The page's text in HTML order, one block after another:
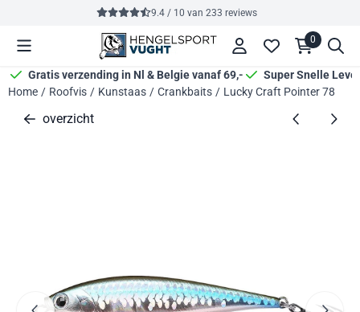
Cookievoorkeuren zijn momenteel gesloten.
9.4 / 10 van 233 reviews
0
Gratis verzending in Nl & Belgie vanaf 69,-
Super Snelle
Home / Roofvis / Kunstaas / Crankbaits / Lucky Craft Pointer 78
overzicht